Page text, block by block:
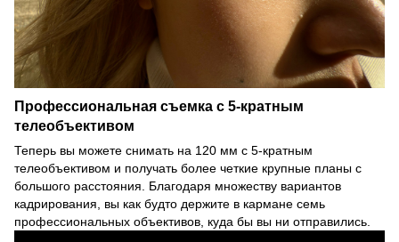
Профессиональная съемка с 5-кратным
телеобъективом
Теперь вы можете снимать на 120 мм с 5-кратным
телеобъективом и получать более четкие крупные планы с
большого расстояния. Благодаря множеству вариантов
кадрирования, вы как будто держите в кармане семь
профессиональных объективов, куда бы вы ни отправились.